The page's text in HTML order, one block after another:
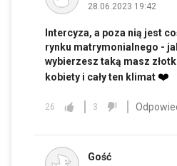
28.06.2023 19:42
Intercyza, a poza nią jest
rynku matrymonialnego -
wybierzesz taką masz
kobiety i cały ten klimat ❤️
26 3
Gość